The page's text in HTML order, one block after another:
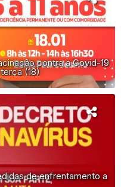
contra a Covid-19
(18)
de enfrentamento a